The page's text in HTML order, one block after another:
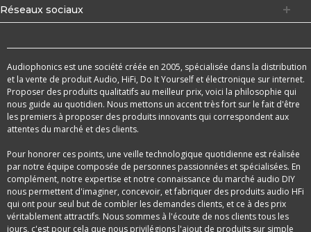
Réseaux sociaux
Audiophonics est une société créée en 2005, spécialisée dans la distribution
et la vente de produit Audio, HiFi, Do It Yourself et électronique sur internet.
Proposer des produits qualitatifs au meilleur prix, voici la philosophie qui
nous guide au quotidien. Nous mettons un accent très fort sur le fait d'être
les premiers à proposer des produits innovants qui correspondent aux
attentes du marché et des clients.
Pour honorer ces points, une veille technologique quotidienne est réalisée
par notre équipe composée de personnes passionnées et spécialisées. En
complément, notre expertise et notre connaissance du marché audio DIY
nous permettent d'imaginer, concevoir, et fabriquer des produits audio HFi
qui ont pour seul but de combler les demandes clients, et ce à des prix
véritablement attractifs. Nous sommes à l'écoute de nos clients tous les
jours, c'est pour cela que nous privilégions l'ajout de produits sur simple